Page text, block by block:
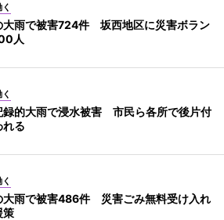
大雨で被害724件 坂西地区に災害ボラン
人
録的大雨で浸水被害 市民ら各所で後片付
れる
大雨で被害486件 災害ごみ無料受け入れ
策